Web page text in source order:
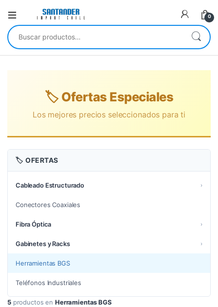
0
Buscar por:
🏷️ Ofertas Especiales
Los mejores precios seleccionados para ti
🏷️ OFERTAS
Cableado Estructurado ›
Conectores Coaxiales
Fibra Óptica ›
Gabinetes y Racks ›
Herramientas BGS
Teléfonos Industriales
5productos en Herramientas BGS